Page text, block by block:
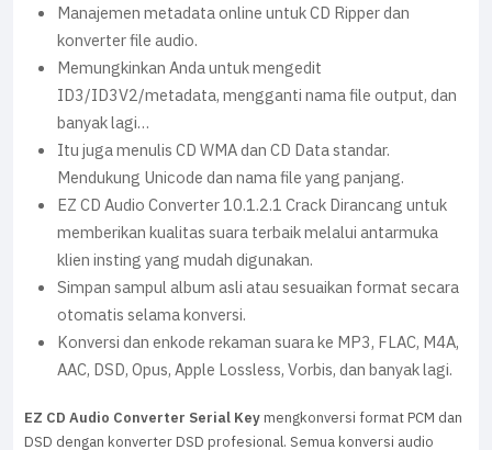
Manajemen metadata online untuk CD Ripper dan
konverter file audio.
Memungkinkan Anda untuk mengedit
ID3/ID3V2/metadata, mengganti nama file output, dan
banyak lagi…
Itu juga menulis CD WMA dan CD Data standar.
Mendukung Unicode dan nama file yang panjang.
EZ CD Audio Converter 10.1.2.1 Crack Dirancang untuk
memberikan kualitas suara terbaik melalui antarmuka
klien insting yang mudah digunakan.
Simpan sampul album asli atau sesuaikan format secara
otomatis selama konversi.
Konversi dan enkode rekaman suara ke MP3, FLAC, M4A,
AAC, DSD, Opus, Apple Lossless, Vorbis, dan banyak lagi.
EZ CD Audio Converter Serial Keymengkonversi format PCM dan
DSD dengan konverter DSD profesional. Semua konversi audio